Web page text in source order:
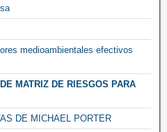
medioambientales efectivos
MATRIZ DE RIESGOS PARA
DE MICHAEL PORTER